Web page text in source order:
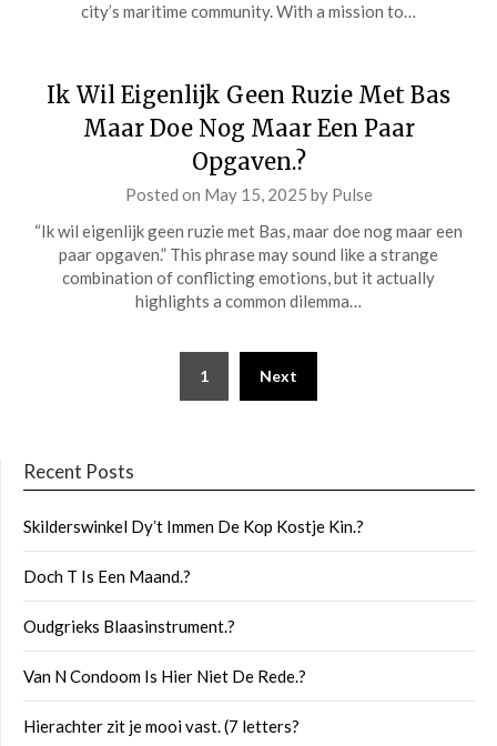
city’s maritime community. With a mission to…
Ik Wil Eigenlijk Geen Ruzie Met Bas
Maar Doe Nog Maar Een Paar
Opgaven.?
Posted on May 15, 2025 by Pulse
“Ik wil eigenlijk geen ruzie met Bas, maar doe nog maar een
paar opgaven.” This phrase may sound like a strange
combination of conflicting emotions, but it actually
highlights a common dilemma…
1 Next
Recent Posts
Skilderswinkel Dyʼt Immen De Kop Kostje Kin.?
Doch T Is Een Maand.?
Oudgrieks Blaasinstrument.?
Van N Condoom Is Hier Niet De Rede.?
Hierachter zit je mooi vast. (7 letters?